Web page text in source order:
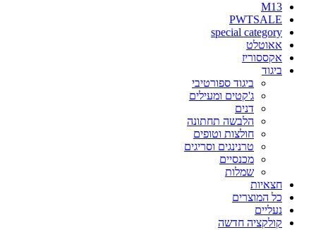
M13
PWTSALE
special category
אאוטלט
אקססוריז
ביגוד
ביגוד ספורטיבי
ג'קטים ומעילים
דנים
הלבשה תחתונה
חולצות וטופים
טרנינגים וסריגים
מכנסיים
שמלות
חצאיות
כל המוצרים
נעליים
קולקציה חדשה